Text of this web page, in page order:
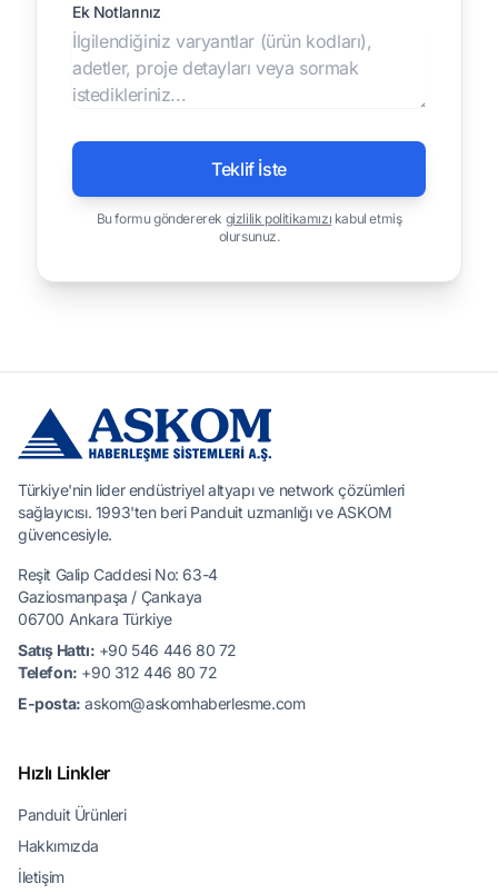
Ek Notlarınız
Teklif İste
Bu formu göndererek gizlilik politikamızı kabul etmiş
olursunuz.
Türkiye'nin lider endüstriyel altyapı ve network çözümleri
sağlayıcısı. 1993'ten beri Panduit uzmanlığı ve ASKOM
güvencesiyle.
Reşit Galip Caddesi No: 63-4
Gaziosmanpaşa / Çankaya
06700 Ankara Türkiye
Satış Hattı: +90 546 446 80 72
Telefon: +90 312 446 80 72
E-posta: askom@askomhaberlesme.com
Hızlı Linkler
Panduit Ürünleri
Hakkımızda
İletişim